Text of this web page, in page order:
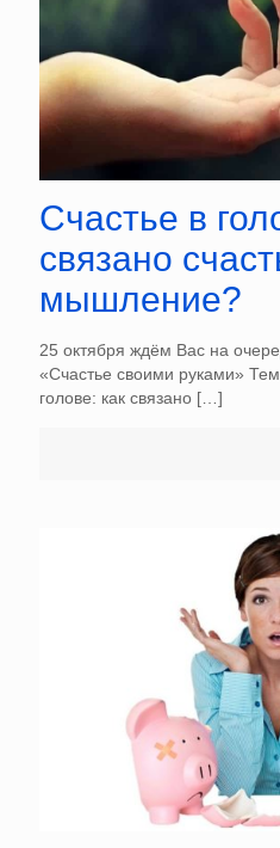
Счастье в
связано
мышление?
25 октября ждём Вас на
«Счастье своими руками»
голове: как связано […]